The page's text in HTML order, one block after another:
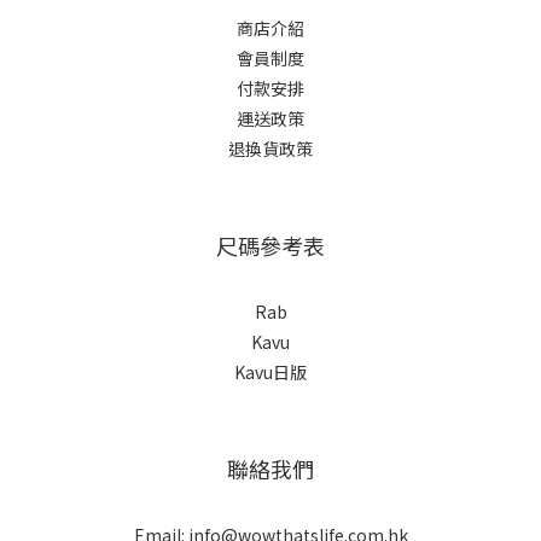
商店介紹
會員制度
付款安排
運送政策
退換貨政策
尺碼參考表
Rab
Kavu
Kavu日版
聯絡我們
Email: info@wowthatslife.com.hk